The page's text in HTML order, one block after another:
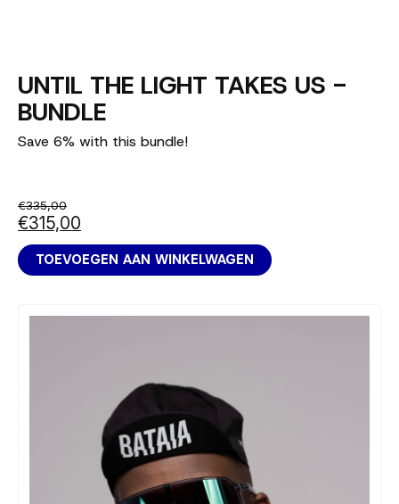
UNTIL THE LIGHT TAKES US -
BUNDLE
Save 6% with this bundle!
€335,00
€315,00
TOEVOEGEN AAN WINKELWAGEN